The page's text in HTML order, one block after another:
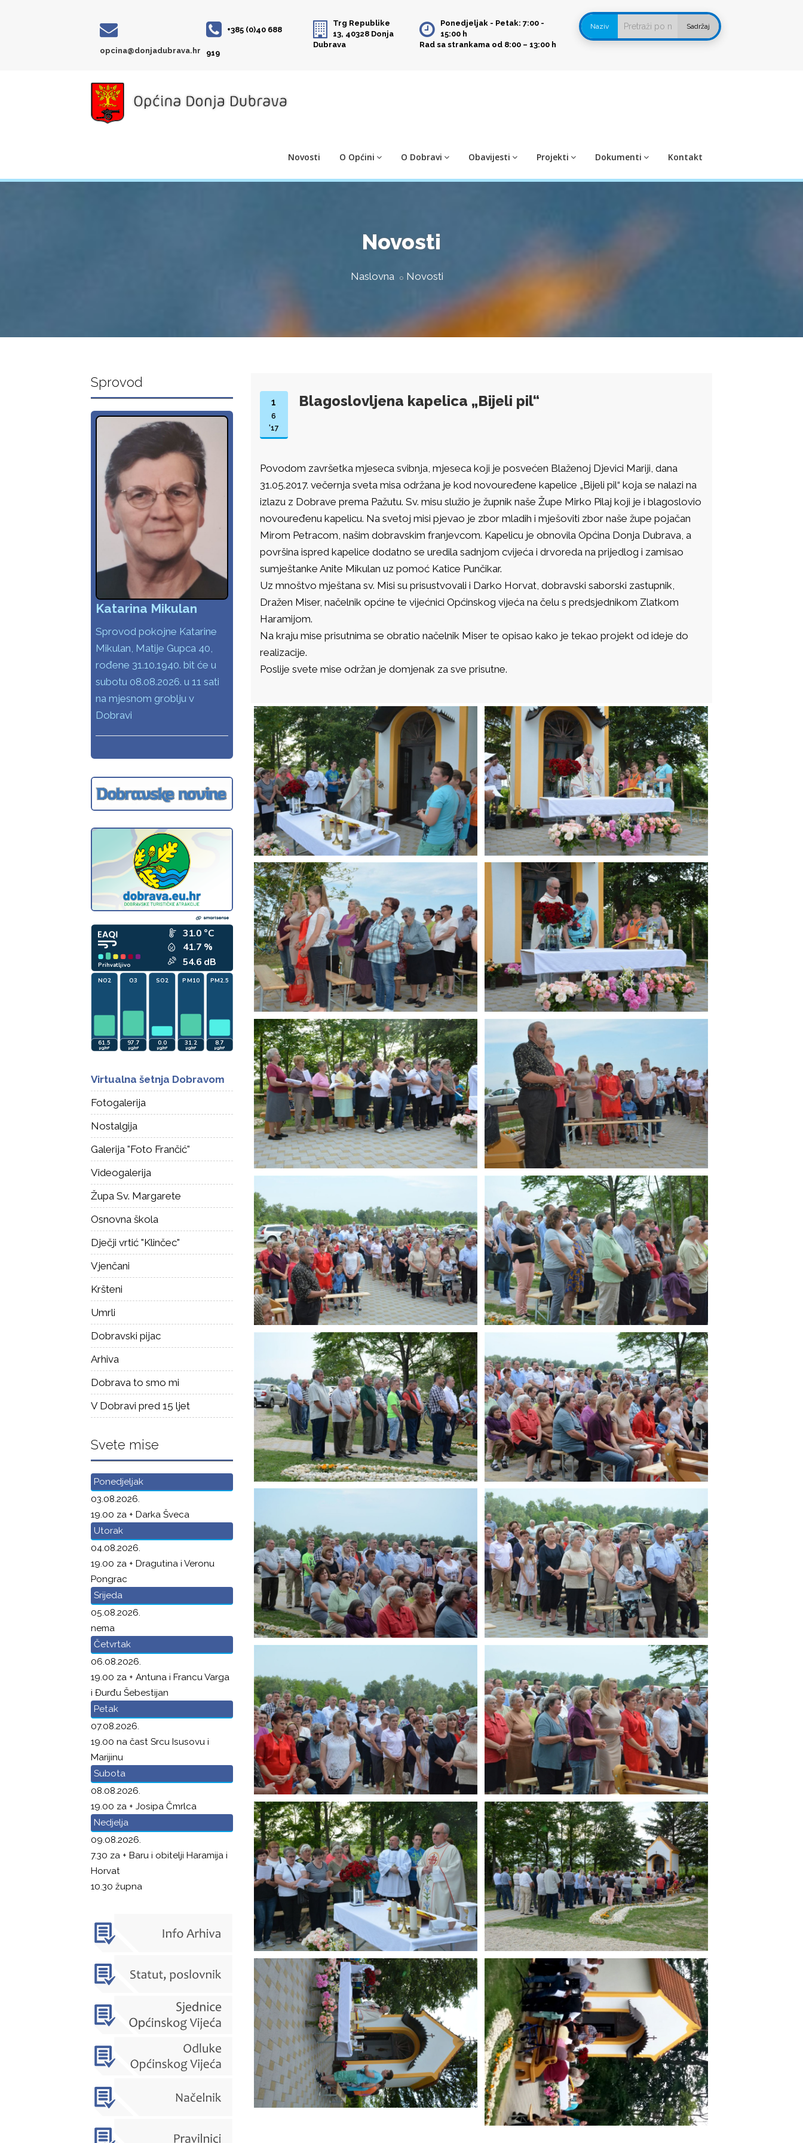
opcina@donjadubrava.hr
+385 (0)40 688
919
Trg Republike
13, 40328 Donja
Dubrava
Ponedjeljak - Petak: 7:00 -
15:00 h
Rad sa strankama od 8:00 – 13:00 h
Naziv Sadržaj
Novosti O Općini O Dobravi Obavijesti Projekti Dokumenti Kontakt
Novosti
Naslovna Novosti
1
6
'17
Blagoslovljena kapelica „Bijeli pil“
Povodom završetka mjeseca svibnja, mjeseca koji je posvećen Blaženoj Djevici Mariji, dana
31.05.2017. večernja sveta misa održana je kod novouređene kapelice „Bijeli pil“ koja se nalazi na
izlazu z Dobrave prema Pažutu. Sv. misu služio je župnik naše Župe Mirko Pilaj koji je i blagoslovio
novouređenu kapelicu. Na svetoj misi pjevao je zbor mladih i mješoviti zbor naše župe pojačan
Mirom Petracom, našim dobravskim franjevcom. Kapelicu je obnovila Općina Donja Dubrava, a
površina ispred kapelice dodatno se uredila sadnjom cvijeća i drvoreda na prijedlog i zamisao
sumještanke Anite Mikulan uz pomoć Katice Punčikar.
Uz mnoštvo mještana sv. Misi su prisustvovali i Darko Horvat, dobravski saborski zastupnik,
Dražen Miser, načelnik općine te vijećnici Općinskog vijeća na čelu s predsjednikom Zlatkom
Haramijom.
Na kraju mise prisutnima se obratio načelnik Miser te opisao kako je tekao projekt od ideje do
realizacije.
Poslije svete mise održan je domjenak za sve prisutne.
Sprovod
Katarina Mikulan
Sprovod pokojne Katarine
Mikulan, Matije Gupca 40,
rođene 31.10.1940. bit će u
subotu 08.08.2026. u 11 sati
na mjesnom groblju v
Dobravi
Virtualna šetnja Dobravom
Fotogalerija
Nostalgija
Galerija "Foto Frančić"
Videogalerija
Župa Sv. Margarete
Osnovna škola
Dječji vrtić "Klinčec"
Vjenčani
Kršteni
Umrli
Dobravski pijac
Arhiva
Dobrava to smo mi
V Dobravi pred 15 ljet
Svete mise
Ponedjeljak
03.08.2026.
19.00 za + Darka Šveca
Utorak
04.08.2026.
19.00 za + Dragutina i Veronu
Pongrac
Srijeda
05.08.2026.
nema
Četvrtak
06.08.2026.
19.00 za + Antuna i Francu Varga
i Đurđu Šebestijan
Petak
07.08.2026.
19.00 na čast Srcu Isusovu i
Marijinu
Subota
08.08.2026.
19.00 za + Josipa Čmrlca
Nedjelja
09.08.2026.
7.30 za + Baru i obitelji Haramija i
Horvat
10.30 župna